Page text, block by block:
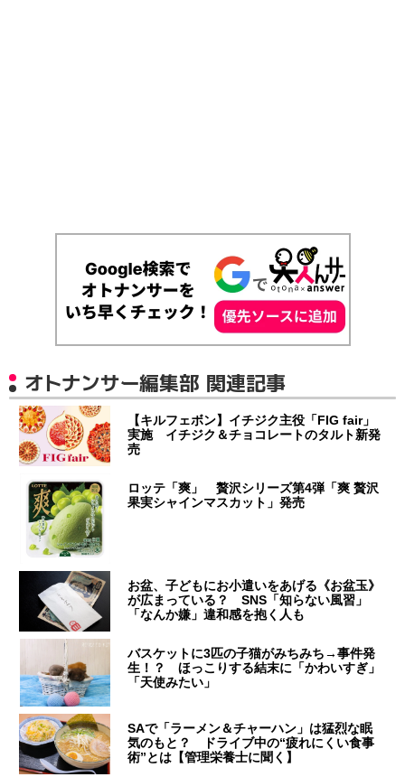
オトナンサー編集部 関連記事
【キルフェボン】イチジク主役「FIG fair」
実施 イチジク＆チョコレートのタルト新発
売
ロッテ「爽」 贅沢シリーズ第4弾「爽 贅沢
果実シャインマスカット」発売
お盆、子どもにお小遣いをあげる《お盆玉》
が広まっている？ SNS「知らない風習」
「なんか嫌」違和感を抱く人も
バスケットに3匹の子猫がみちみち→事件発
生！？ ほっこりする結末に「かわいすぎ」
「天使みたい」
SAで「ラーメン＆チャーハン」は猛烈な眠
気のもと？ ドライブ中の“疲れにくい食事
術”とは【管理栄養士に聞く】